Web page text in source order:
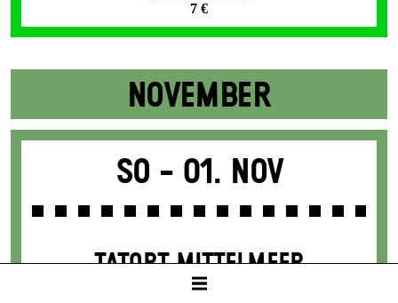
7 €
NOVEMBER
So - 01. Nov
TATORT MITTELMEER
TV-Ermittler*innen berichten über